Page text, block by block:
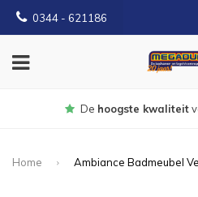
0344 - 621186
De hoogste kwaliteit
Home
Ambiance Badmeubel